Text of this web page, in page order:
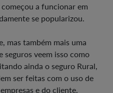
a funcionar em
se popularizou.
mas também mais uma
seguros veem isso como
ainda o seguro Rural,
ser feitas com o uso de
e do cliente,